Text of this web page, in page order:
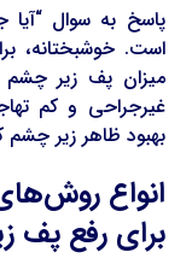
پاسخ به سوال “آیا
است. خوشبختانه،
میزان پف زیر
غیرجراحی و کم
بهبود ظاهر زیر
انواع
برای رفع پف